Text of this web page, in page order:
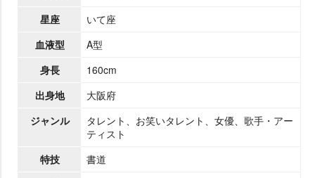
星座
いて座
血液型
A型
身長
160cm
出身地
大阪府
ジャンル
タレント、お笑いタレント、女優、歌手・アー
ティスト
特技
書道